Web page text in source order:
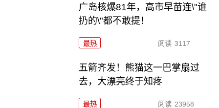
广岛核爆81年，高市早苗连\"谁
扔的\"都不敢提！
最热 阅读 3117
五箭齐发！熊猫这一巴掌扇过
去，大漂亮终于知疼
最热 阅读 23958